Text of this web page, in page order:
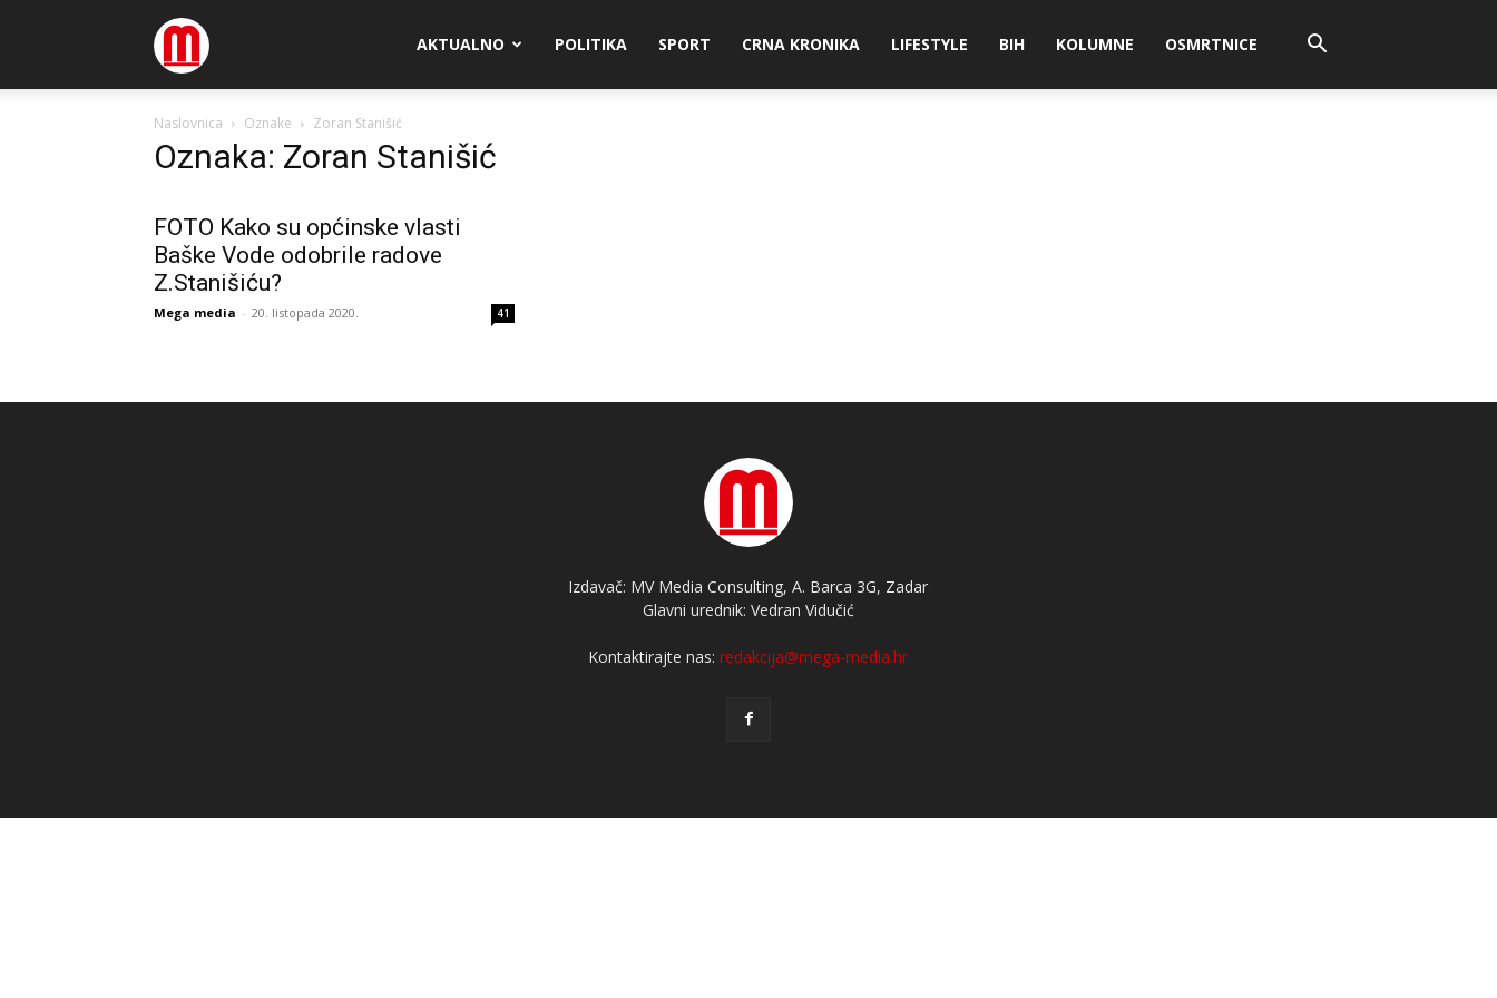
Megamedia AKTUALNO POLITIKA SPORT CRNA KRONIKA LIFESTYLE BIH KOLUMNE OSMRTNICE
Naslovnica Oznake Zoran Stanišić
Oznaka: Zoran Stanišić
FOTO Kako su općinske vlasti
Baške Vode odobrile radove
Z.Stanišiću?
Mega media - 20. listopada 2020. 41
Izdavač: MV Media Consulting, A. Barca 3G, Zadar
Glavni urednik: Vedran Vidučić
Kontaktirajte nas:redakcija@mega-media.hr